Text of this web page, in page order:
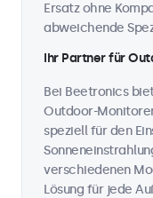
Ersatz ohne
abweichende
Ihr Partner für
Bei Beetronics
Outdoor-
speziell für den
verschiedenen
Lösung für jede